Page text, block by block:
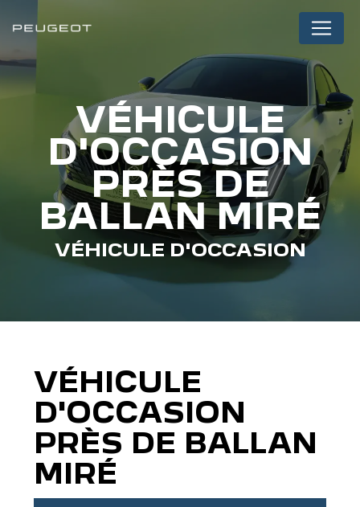
VÉHICULE
D'OCCASION
PRÈS DE
BALLAN MIRÉ
VÉHICULE D'OCCASION
VÉHICULE
D'OCCASION
PRÈS DE BALLAN
MIRÉ